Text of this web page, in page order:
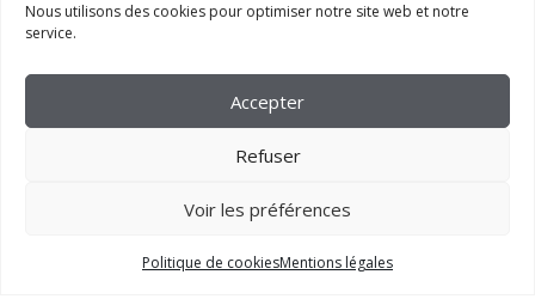
Nous utilisons des cookies pour optimiser notre site web et notre
service.
Accepter
Refuser
Voir les préférences
Politique de cookiesMentions légales
FM CRÉATION